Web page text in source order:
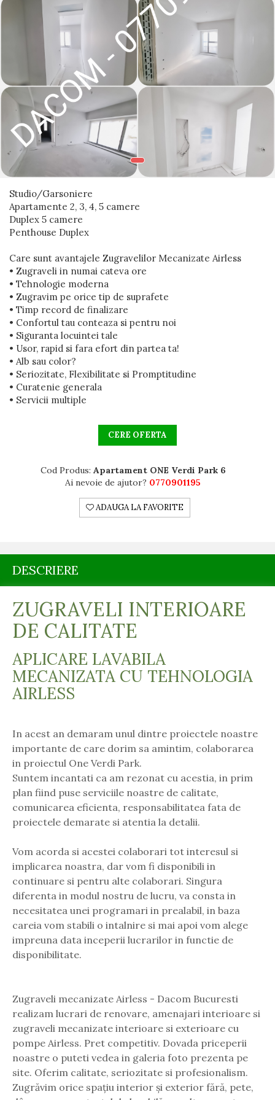
Blocuri
Cabinet Stomatologic
Cladiri Birouri
Fabrici Industriale
Garsoniera
Laborator Medical
Magazin Mall
Penthouse
Resort & Hotel
Restaurante
Spatii Comerciale
Școli Si Gradinițe
Studio/Garsoniere
Apartamente 2, 3, 4, 5 camere
Duplex 5 camere
Penthouse Duplex
Care sunt avantajele Zugravelilor Mecanizate Airless
• Zugraveli in numai cateva ore
• Tehnologie moderna
• Zugravim pe orice tip de suprafete
• Timp record de finalizare
• Confortul tau conteaza si pentru noi
• Siguranta locuintei tale
• Usor, rapid si fara efort din partea ta!
• Alb sau color?
• Seriozitate, Flexibilitate si Promptitudine
• Curatenie generala
• Servicii multiple
CERE OFERTA
Cod Produs: Apartament ONE Verdi Park 6
Ai nevoie de ajutor? 0770901195
ADAUGA LA FAVORITE
DESCRIERE
ZUGRAVELI INTERIOARE
DE CALITATE
APLICARE LAVABILA
MECANIZATA CU TEHNOLOGIA
AIRLESS
In acest an demaram unul dintre proiectele noastre
importante de care dorim sa amintim, colaborarea
in proiectul One Verdi Park.
Suntem incantati ca am rezonat cu acestia, in prim
plan fiind puse serviciile noastre de calitate,
comunicarea eficienta, responsabilitatea fata de
proiectele demarate si atentia la detalii.
Vom acorda si acestei colaborari tot interesul si
implicarea noastra, dar vom fi disponibili in
continuare si pentru alte colaborari. Singura
diferenta in modul nostru de lucru, va consta in
necesitatea unei programari in prealabil, in baza
careia vom stabili o intalnire si mai apoi vom alege
impreuna data inceperii lucrarilor in functie de
disponibilitate.
Zugraveli mecanizate Airless - Dacom Bucuresti
realizam lucrari de renovare, amenajari interioare si
zugraveli mecanizate interioare si exterioare cu
pompe Airless. Pret competitiv. Dovada priceperii
noastre o puteti vedea in galeria foto prezenta pe
site. Oferim calitate, seriozitate si profesionalism.
Zugrăvim orice spațiu interior și exterior fără, pete,